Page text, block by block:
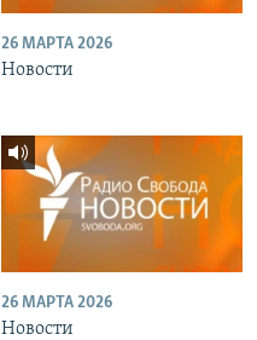
26 МАРТА 2026
Новости
26 МАРТА 2026
Новости